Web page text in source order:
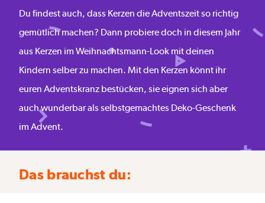
Du findest auch, dass Kerzen die Adventszeit so richtig
gemütlich machen? Dann probiere doch in diesem Jahr
aus Kerzen im Weihnachtsmann-Look mit deinen
Kindern selber zu machen. Mit den Kerzen könnt ihr
euren Adventskranz bestücken, sie eignen sich aber
auch wunderbar als selbstgemachtes Deko-Geschenk
im Advent.
Das brauchst du: